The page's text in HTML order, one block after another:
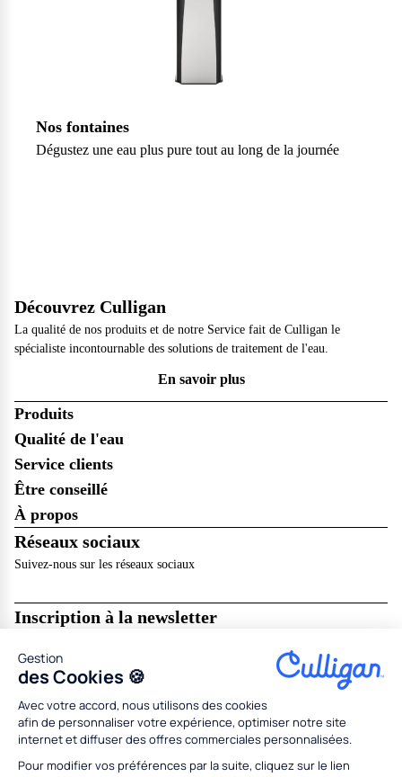
Gestion
des Cookies 🍪
Avec votre accord, nous utilisons des cookies
afin de personnaliser votre expérience, optimiser notre site
internet et diffuser des offres commerciales personnalisées.
Pour modifier vos préférences par la suite, cliquez sur le lien
Nos fontaines
Dégustez une eau plus pure tout au long de la journée
Découvrez Culligan
La qualité de nos produits et de notre Service fait de Culligan le
spécialiste incontournable des solutions de traitement de l'eau.
En savoir plus
Produits
Qualité de l'eau
Service clients
Être conseillé
À propos
Réseaux sociaux
Suivez-nous sur les réseaux sociaux
Inscription à la newsletter
Mentions légalesRésilier en ligneCGU
Politique de données personnellesPolitique des cookies
Gestion des cookies PartenairesConcessionnaires MédiationCodes promo